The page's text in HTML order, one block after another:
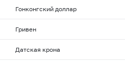
Гонконгский доллар
Гривен
Датская крона